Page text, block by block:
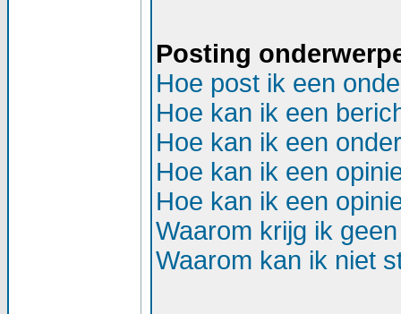
Posting
Hoe post ik een
Hoe kan ik een
Hoe kan ik een
Hoe kan ik een
Hoe kan ik een
Waarom krijg ik
Waarom kan ik niet